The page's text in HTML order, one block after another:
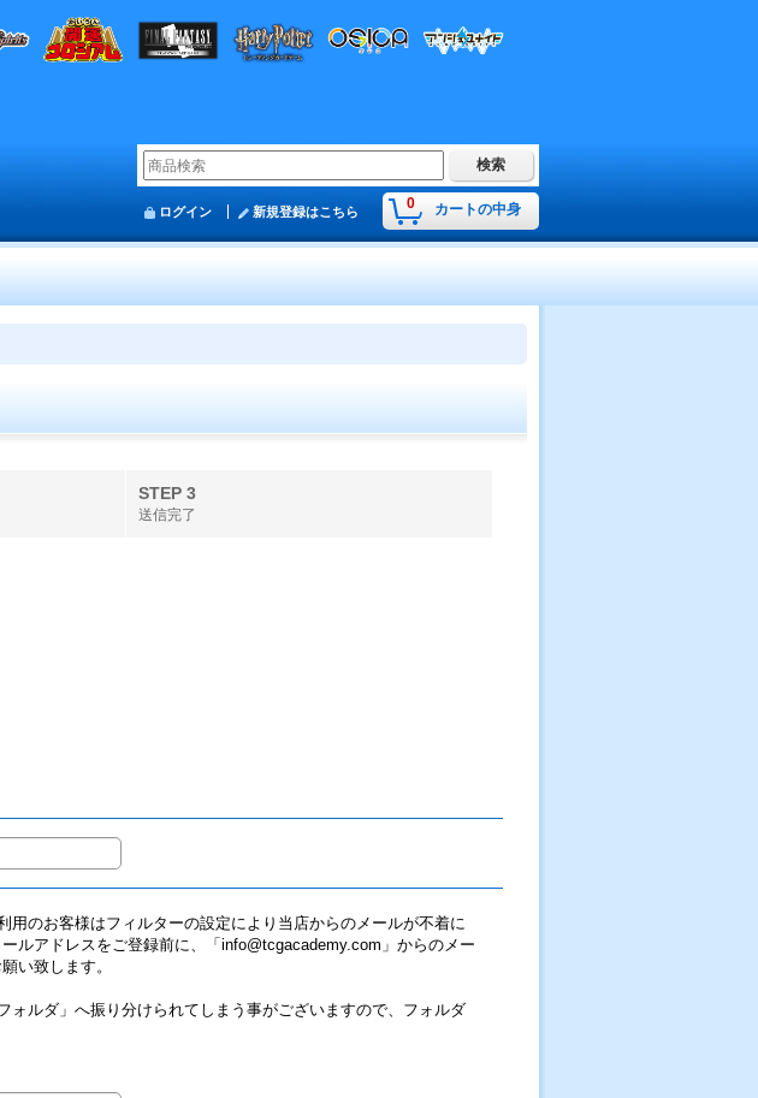
0 カートの中身
ログイン 新規登録はこちら
STEP 3
送信完了
用のお客様はフィルターの設定により当店からのメールが不着に
ルアドレスをご登録前に、「info@tcgacademy.com」からのメー
い致します。
ォルダ」へ振り分けられてしまう事がございますので、フォルダ